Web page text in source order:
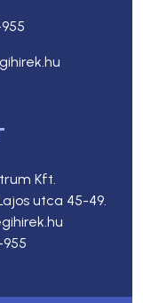
Kft.
utca 45-49.